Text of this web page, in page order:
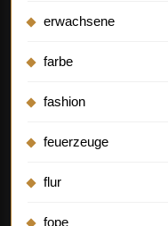
erwachsene
farbe
fashion
feuerzeuge
flur
fope